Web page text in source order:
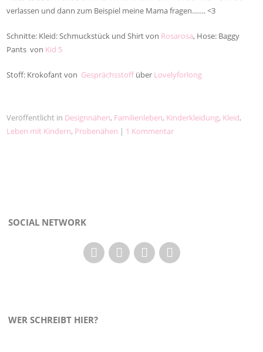
verlassen und dann zum Beispiel meine Mama fragen……. <3
Schnitte: Kleid: Schmuckstück und Shirt von Rosarosa, Hose: Baggy
Pants von Kid 5
Stoff: Krokofant von Gesprächsstoff über Lovelyforlong
Veröffentlicht in Designnähen, Familienleben, Kinderkleidung, Kleid,
Leben mit Kindern, Probenähen | 1 Kommentar
SOCIAL NETWORK
WER SCHREIBT HIER?